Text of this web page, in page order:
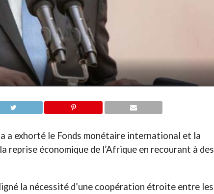
a exhorté le Fonds monétaire international et la
reprise économique de l’Afrique en recourant à des
la nécessité d’une coopération étroite entre les